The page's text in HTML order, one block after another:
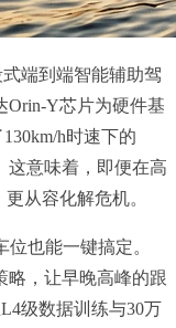
端到端智能辅助驾
Orin-Y芯片为硬件基
h时速下的
这意味着，即便在高
从容化解危机。
也能一键搞定。
略，让早晚高峰的跟
级数据训练与30万